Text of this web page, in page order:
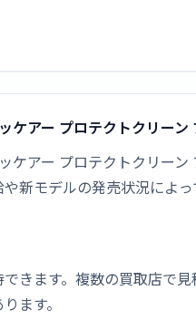
ケアー プロテクトクリー
ケアー プロテクトクリー
新モデルの発売状況によ
きます。複数の買取店で
ます。